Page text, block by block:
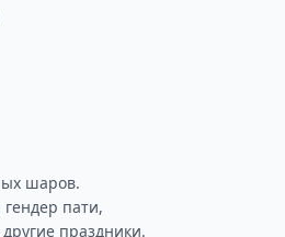
шаров.
пати,
праздники.